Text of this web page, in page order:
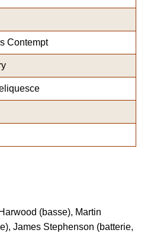
Contempt
(basse), Martin
James Stephenson (batterie,